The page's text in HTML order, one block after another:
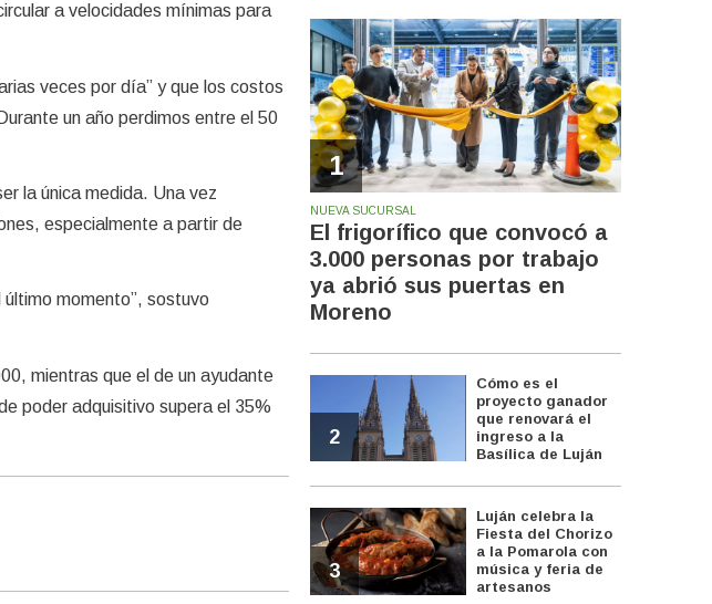
a velocidades mínimas para
veces por día” y que los costos
un año perdimos entre el 50
la única medida. Una vez
especialmente a partir de
momento”, sostuvo
mientras que el de un ayudante
poder adquisitivo supera el 35%
1
NUEVA SUCURSAL
El frigorífico que convocó a
3.000 personas por trabajo
ya abrió sus puertas en
Moreno
2
Cómo es el
proyecto ganador
que renovará el
ingreso a la
Basílica de Luján
3
Luján celebra la
Fiesta del Chorizo
a la Pomarola con
música y feria de
artesanos